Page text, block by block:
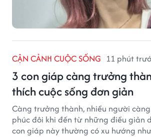
CẬN CẢNH CUỘC SỐNG 11 phút
3 con giáp càng trưởng
thích cuộc sống đơn giản
Càng trưởng thành, nhiều người
phúc đôi khi đến từ những điều giản
con giáp này thường có xu hướng